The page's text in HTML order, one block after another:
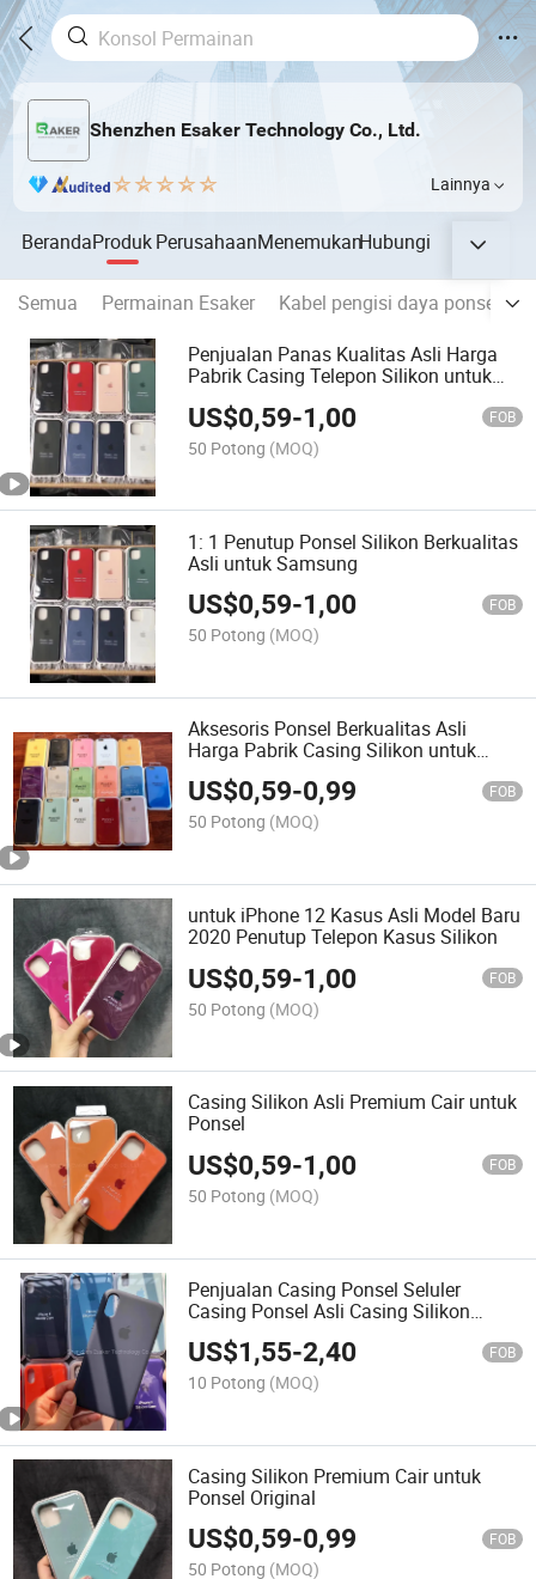
Shenzhen Esaker Technology Co., Ltd.
Lainnya
BerandaProdukPerusahaanMenemukanHubungi
Semua Permainan Esaker
Kabel pengisi daya ponsel
Penjualan Panas Kualitas Asli Harga
Pabrik Casing Telepon Silikon untuk
US$0,59-1,00 FOB
50 Potong (MOQ)
1: 1 Penutup Ponsel Silikon Berkualitas
Asli untuk Samsung
US$0,59-1,00 FOB
50 Potong (MOQ)
Aksesoris Ponsel Berkualitas Asli
Harga Pabrik Casing Silikon untuk
iPhone
US$0,59-0,99 FOB
50 Potong (MOQ)
untuk iPhone 12 Kasus Asli Model Baru
2020 Penutup Telepon Kasus Silikon
US$0,59-1,00 FOB
50 Potong (MOQ)
Casing Silikon Asli Premium Cair untuk
Ponsel
US$0,59-1,00 FOB
50 Potong (MOQ)
Penjualan Casing Ponsel Seluler
Casing Ponsel Asli Casing Silikon
untuk Semua Model
US$1,55-2,40 FOB
10 Potong (MOQ)
Casing Silikon Premium Cair untuk
Ponsel Original
US$0,59-0,99 FOB
50 Potong (MOQ)